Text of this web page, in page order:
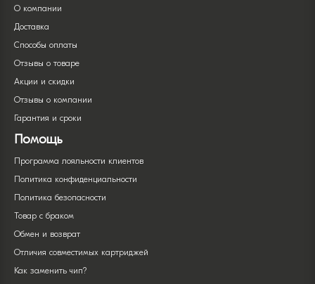
О компании
Доставка
Способы оплаты
Отзывы о товаре
Акции и скидки
Отзывы о компании
Гарантия и сроки
Помощь
Программа лояльности клиентов
Политика конфиденциальности
Политика безопасности
Товар с браком
Обмен и возврат
Отличия совместимых картриджей
Как заменить чип?